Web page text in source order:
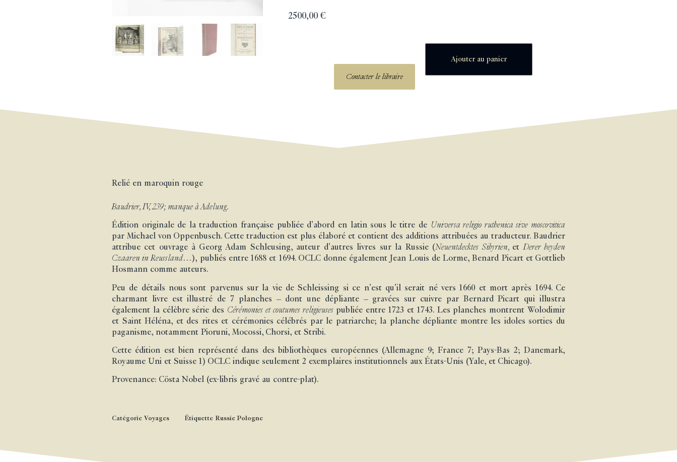
2500,00€
Contacter le libraire
Ajouter au panier
Relié en maroquin rouge
Baudrier, IV, 239; manque à Adelung.
Édition originale de la traduction française publiée d'abord en latin sous le titre de Universa religio ruthenica sive moscovitica
par Michael von Oppenbusch. Cette traduction est plus élaboré et contient des additions attribuées au traducteur. Baudrier
attribue cet ouvrage à Georg Adam Schleusing, auteur d'autres livres sur la Russie (Neuentdecktes Sibyrien, etDerer beyden
Czaaren in Reussland…), publiés entre 1688 et 1694. OCLC donne également Jean Louis de Lorme, Benard Picart et Gottlieb
Hosmann comme auteurs.
Peu de détails nous sont parvenus sur la vie de Schleissing si ce n'est qu'il serait né vers 1660 et mort après 1694. Ce
charmant livre est illustré de 7 planches – dont une dépliante – gravées sur cuivre par Bernard Picart qui illustra
également la célèbre série des Cérémonies et coutumes religieusespubliée entre 1723 et 1743. Les planches montrent Wolodimir
et Saint Héléna, et des rites et cérémonies célébrés par le patriarche; la planche dépliante montre les idoles sorties du
paganisme, notamment Pioruni, Mocossi, Chorsi, et Stribi.
Cette édition est bien représenté dans des bibliothèques européennes (Allemagne 9; France 7; Pays-Bas 2; Danemark,
Royaume Uni et Suisse 1) OCLC indique seulement 2 exemplaires institutionnels aux États-Unis (Yale, et Chicago).
Provenance: Cösta Nobel (ex-libris gravé au contre-plat).
Catégorie Voyages Étiquette Russie Pologne